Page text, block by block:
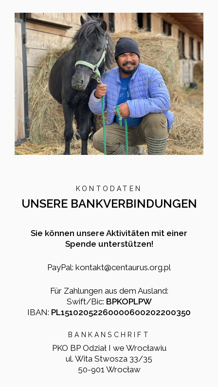
KONTODATEN
UNSERE BANKVERBINDUNGEN
Sie können unsere Aktivitäten mit einer
Spende unterstützen!
PayPal: kontakt@centaurus.org.pl
Für Zahlungen aus dem Ausland:
Swift/Bic: BPKOPLPW
IBAN: PL15102052260000600202200350
BANKANSCHRIFT
PKO BP Odział I we Wrocławiu
ul. Wita Stwosza 33/35
50-901 Wrocław